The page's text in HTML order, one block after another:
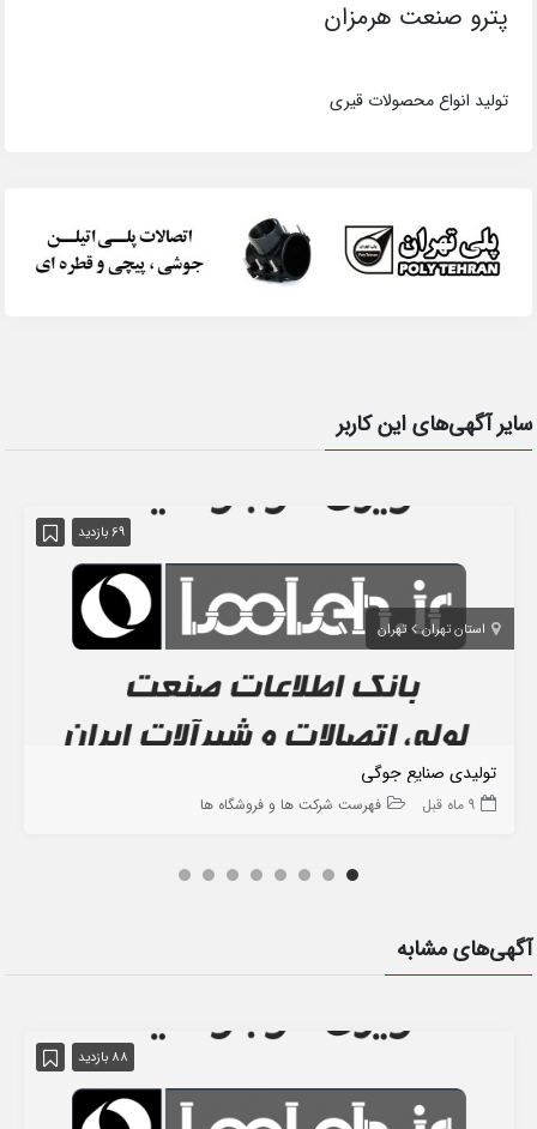
پترو صنعت هرمزان
تولید انواع محصولات قیری
سایر آگهی‌های این کاربر
69 بازدید
استان تهران تهران
تولیدی صنایع جوگی
9 ماه قبل فهرست شرکت ها و فروشگاه ها
آگهی‌های مشابه
88 بازدید